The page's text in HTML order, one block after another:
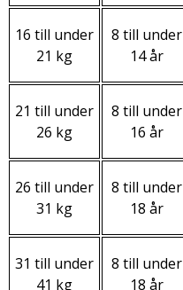
16 till under
21 kg
8 till under
14 år
21 till under
26 kg
8 till under
16 år
26 till under
31 kg
8 till under
18 år
31 till under
41 kg
8 till under
18 år